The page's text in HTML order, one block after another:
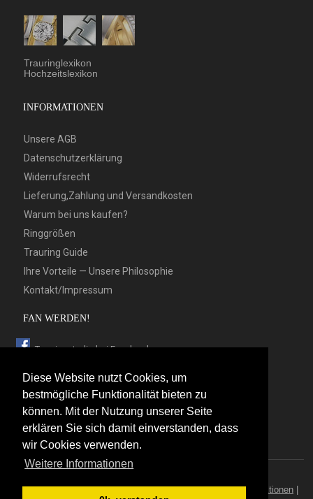
Diese Website nutzt Cookies, um
bestmögliche Funktionalität bieten zu
können. Mit der Nutzung unserer Seite
erklären Sie sich damit einverstanden, dass
wir Cookies verwenden.
Weitere Informationen
Trauringlexikon
Hochzeitslexikon
INFORMATIONEN
Unsere AGB
Datenschutzerklärung
Widerrufsrecht
Lieferung,Zahlung und Versandkosten
Warum bei uns kaufen?
Ringgrößen
Trauring Guide
Ihre Vorteile — Unsere Philosophie
Kontakt/Impressum
FAN WERDEN!
Trauringstudio bei Facebook
Trauringstudio bei Twitter
Trauringstudio bei Pinterest
Trauringstudio bei flickr
Trauringstudio|Trauringe|Hersteller|Kontakt/Impressum Aktionen|